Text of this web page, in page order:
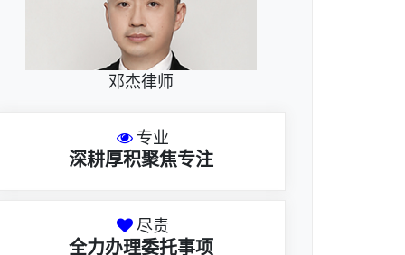
邓杰律师
专业
深耕厚积聚焦专注
尽责
全力办理委托事项